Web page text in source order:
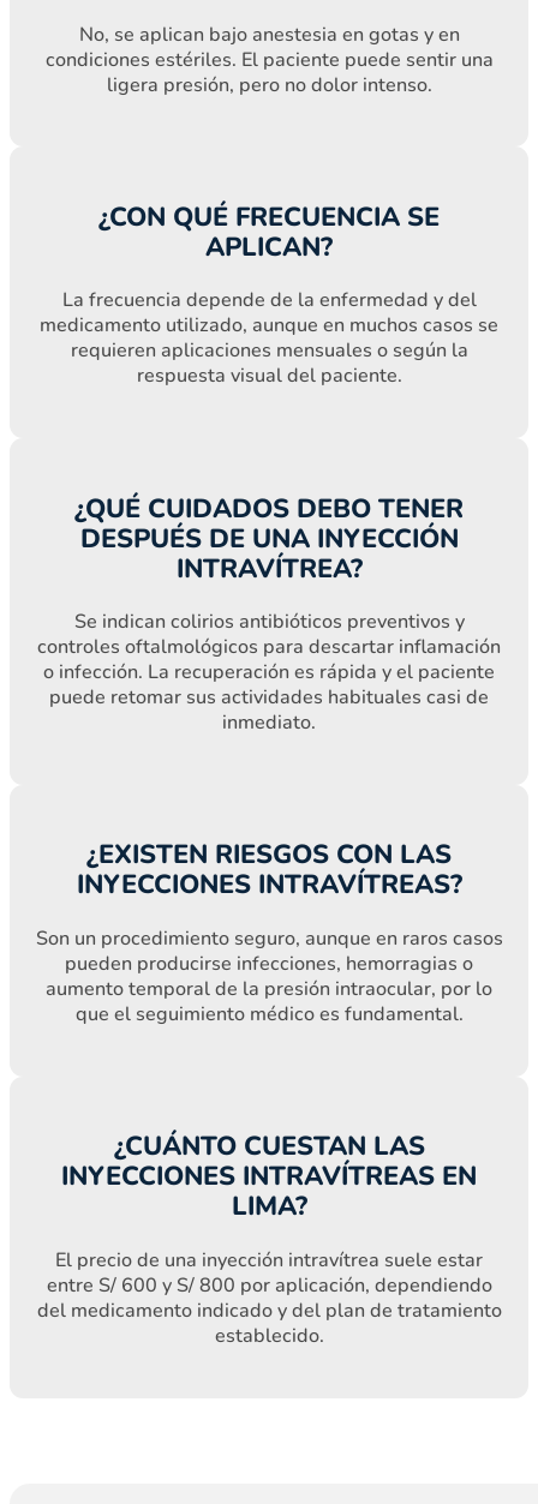
No, se aplican bajo anestesia en gotas y en
condiciones estériles. El paciente puede sentir una
ligera presión, pero no dolor intenso.
¿CON QUÉ FRECUENCIA SE
APLICAN?
La frecuencia depende de la enfermedad y del
medicamento utilizado, aunque en muchos casos se
requieren aplicaciones mensuales o según la
respuesta visual del paciente.
¿QUÉ CUIDADOS DEBO TENER
DESPUÉS DE UNA INYECCIÓN
INTRAVÍTREA?
Se indican colirios antibióticos preventivos y
controles oftalmológicos para descartar inflamación
o infección. La recuperación es rápida y el paciente
puede retomar sus actividades habituales casi de
inmediato.
¿EXISTEN RIESGOS CON LAS
INYECCIONES INTRAVÍTREAS?
Son un procedimiento seguro, aunque en raros casos
pueden producirse infecciones, hemorragias o
aumento temporal de la presión intraocular, por lo
que el seguimiento médico es fundamental.
¿CUÁNTO CUESTAN LAS
INYECCIONES INTRAVÍTREAS EN
LIMA?
El precio de una inyección intravítrea suele estar
entre S/ 600 y S/ 800 por aplicación, dependiendo
del medicamento indicado y del plan de tratamiento
establecido.